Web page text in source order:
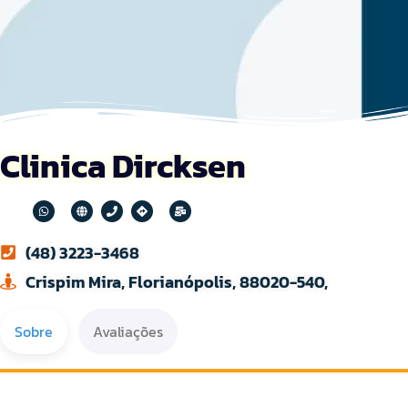
Clinica Dircksen
(48) 3223-3468
Crispim Mira, Florianópolis, 88020-540,
Sobre Avaliações